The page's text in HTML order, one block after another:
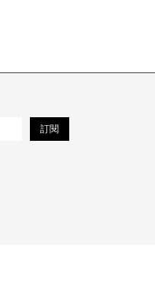
訂閱